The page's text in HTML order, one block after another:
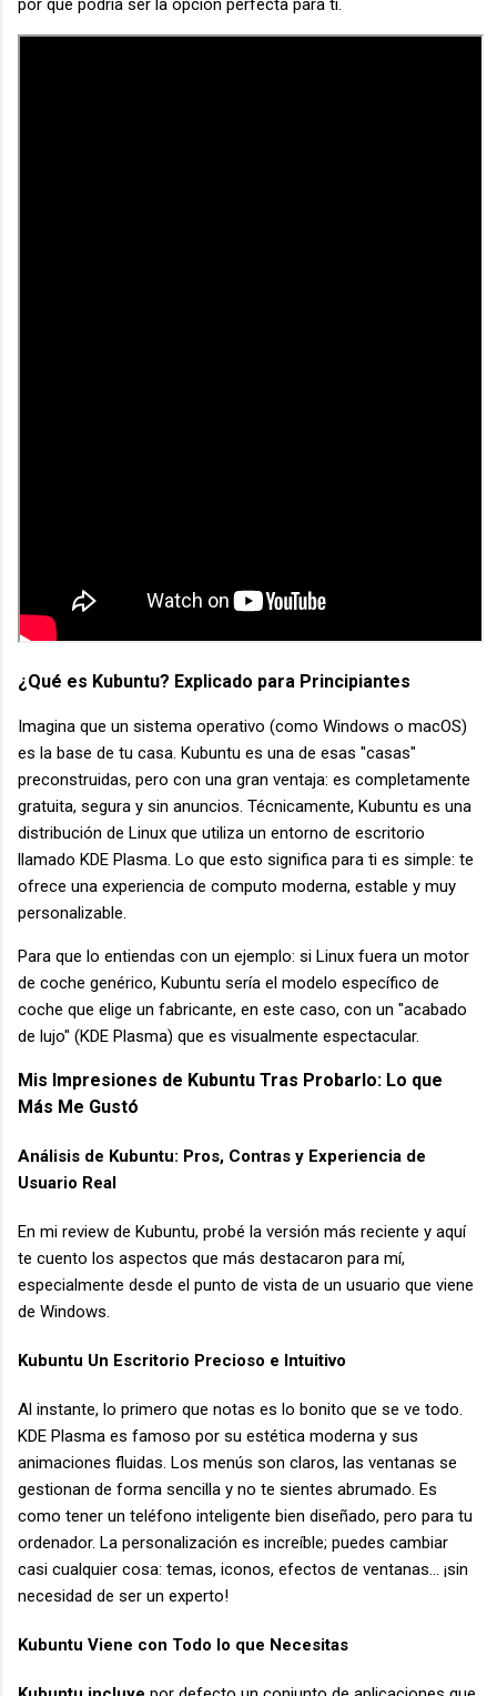
por qué podría ser la opción perfecta para ti.
¿Qué es Kubuntu? Explicado para Principiantes
Imagina que un sistema operativo (como Windows o macOS)
es la base de tu casa. Kubuntu es una de esas "casas"
preconstruidas, pero con una gran ventaja: es completamente
gratuita, segura y sin anuncios. Técnicamente, Kubuntu es una
distribución de Linux que utiliza un entorno de escritorio
llamado KDE Plasma. Lo que esto significa para ti es simple: te
ofrece una experiencia de computo moderna, estable y muy
personalizable.
Para que lo entiendas con un ejemplo: si Linux fuera un motor
de coche genérico, Kubuntu sería el modelo específico de
coche que elige un fabricante, en este caso, con un "acabado
de lujo" (KDE Plasma) que es visualmente espectacular.
Mis Impresiones de Kubuntu Tras Probarlo: Lo que
Más Me Gustó
Análisis de Kubuntu: Pros, Contras y Experiencia de
Usuario Real
En mi review de Kubuntu, probé la versión más reciente y aquí
te cuento los aspectos que más destacaron para mí,
especialmente desde el punto de vista de un usuario que viene
de Windows.
Kubuntu Un Escritorio Precioso e Intuitivo
Al instante, lo primero que notas es lo bonito que se ve todo.
KDE Plasma es famoso por su estética moderna y sus
animaciones fluidas. Los menús son claros, las ventanas se
gestionan de forma sencilla y no te sientes abrumado. Es
como tener un teléfono inteligente bien diseñado, pero para tu
ordenador. La personalización es increíble; puedes cambiar
casi cualquier cosa: temas, iconos, efectos de ventanas... ¡sin
necesidad de ser un experto!
Kubuntu Viene con Todo lo que Necesitas